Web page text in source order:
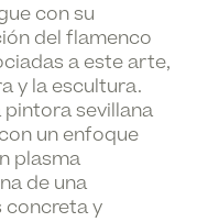
con su
del flamenco
a este arte,
y la escultura.
pintora sevillana
un enfoque
plasma
de una
concreta y